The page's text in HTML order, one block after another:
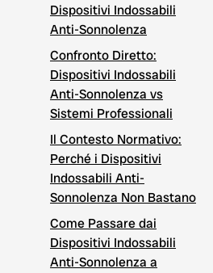
Dispositivi Indossabili
Anti-Sonnolenza
Confronto Diretto:
Dispositivi Indossabili
Anti-Sonnolenza vs
Sistemi Professionali
Il Contesto Normativo:
Perché i Dispositivi
Indossabili Anti-
Sonnolenza Non Bastano
Come Passare dai
Dispositivi Indossabili
Anti-Sonnolenza a